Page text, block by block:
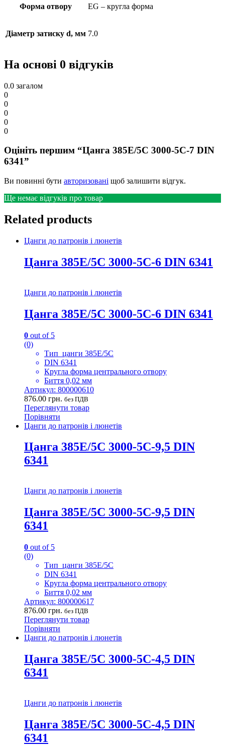
Форма отвору EG – кругла форма
Діаметр затиску d, мм 7.0
На основі 0 відгуків
0.0 загалом
0
0
0
0
0
Оцініть першим “Цанга 385E/5C 3000-5C-7 DIN
6341”
Ви повинні бути авторизовані щоб залишити відгук.
Ще немає відгуків про товар
Related products
Цанги до патронів і люнетів
Цанга 385E/5C 3000-5C-6 DIN 6341
Цанги до патронів і люнетів
Цанга 385E/5C 3000-5C-6 DIN 6341
0 out of 5
(0)
Тип цанги 385E/5C
DIN 6341
Кругла форма центрального отвору
Биття 0,02 мм
Артикул: 800000610
876.00 грн. без ПДВ
Переглянути товар
Порівняти
Цанги до патронів і люнетів
Цанга 385E/5C 3000-5C-9,5 DIN
6341
Цанги до патронів і люнетів
Цанга 385E/5C 3000-5C-9,5 DIN
6341
0 out of 5
(0)
Тип цанги 385E/5C
DIN 6341
Кругла форма центрального отвору
Биття 0,02 мм
Артикул: 800000617
876.00 грн. без ПДВ
Переглянути товар
Порівняти
Цанги до патронів і люнетів
Цанга 385E/5C 3000-5C-4,5 DIN
6341
Цанги до патронів і люнетів
Цанга 385E/5C 3000-5C-4,5 DIN
6341